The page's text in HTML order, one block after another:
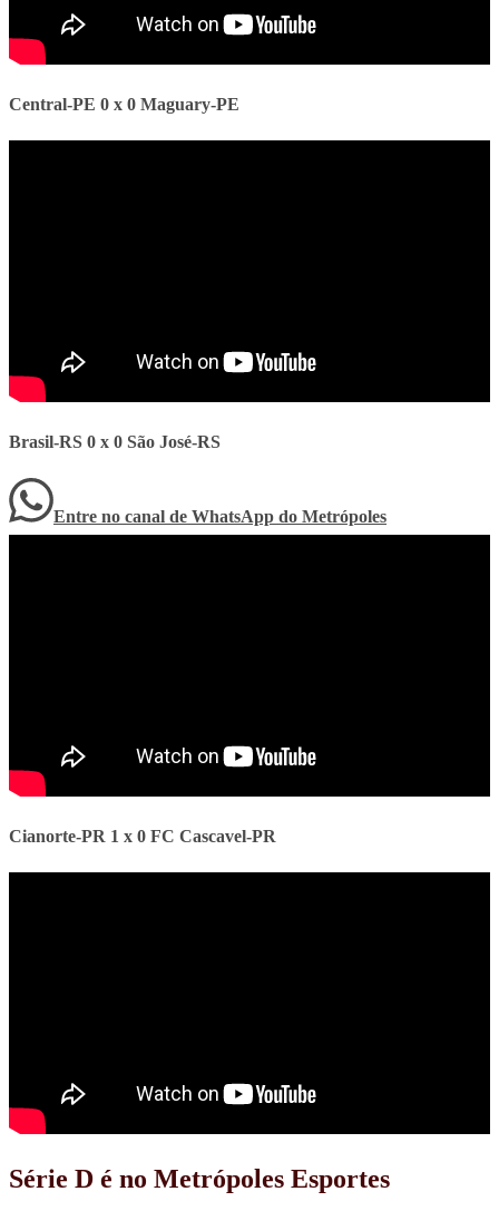
Central-PE 0 x 0 Maguary-PE
Brasil-RS 0 x 0 São José-RS
Entre no canal de WhatsApp do Metrópoles
Cianorte-PR 1 x 0 FC Cascavel-PR
Série D é no Metrópoles Esportes